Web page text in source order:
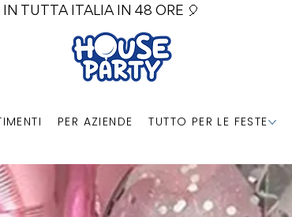
TUTTA ITALIA IN 48 ORE 🎈
PER AZIENDE TUTTO PER LE FESTE